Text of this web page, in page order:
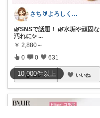
10,000件以上
さち🔰よろしくお願いします💗
🌿SNSで話題！ 🌿水垢や頑固な
汚れに✨ ...
￥ 2,880～
0 0 631
コレ いいね